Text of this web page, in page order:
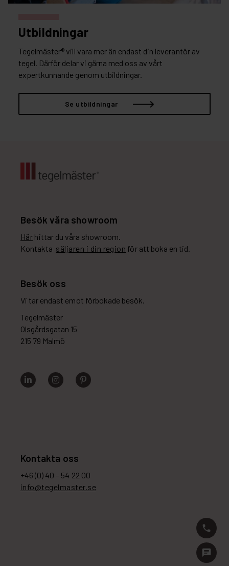
Utbildningar
Tegelmäster® vill vara mer än endast din leverantör av
tegel. Därför delar vi gärna med oss av vårt
expertkunnande genom utbildningar.
Se utbildningar
Kontakta oss
+46 (0) 40 – 54 22 00
info@tegelmaster.se
Besök våra showroom
Här hittar du våra showroom.
Kontakta säljaren i din region för att boka en tid.
Besök oss
Vi tar endast emot förbokade besök.
Tegelmäster
Olsgårdsgatan 15
215 79 Malmö
phone
chat